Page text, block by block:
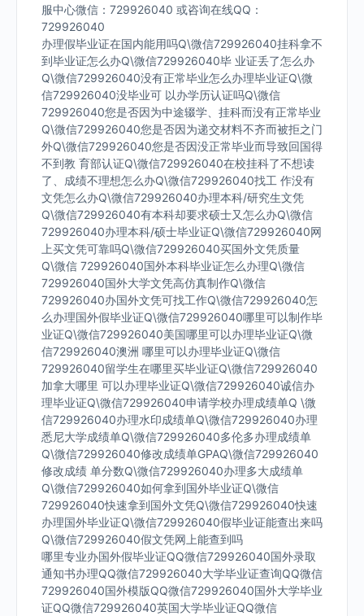
服中心微信：729926040 或咨询在线QQ：
729926040
办理假毕业证在国内能用吗Q\微信729926040挂科拿不
到毕业证怎么办Q\微信729926040毕 业证丢了怎么办
Q\微信729926040没有正常毕业怎么办理毕业证Q\微
信729926040没毕业可 以办学历认证吗Q\微信
729926040您是否因为中途辍学、挂科而没有正常毕业
Q\微信729926040您是否因为递交材料不齐而被拒之门
外Q\微信729926040您是否因没正常毕业而导致回国得
不到教 育部认证Q\微信729926040在校挂科了不想读
了、成绩不理想怎么办Q\微信729926040找工 作没有
文凭怎么办Q\微信729926040办理本科/研究生文凭
Q\微信729926040有本科却要求硕士又怎么办Q\微信
729926040办理本科/硕士毕业证Q\微信729926040网
上买文凭可靠吗Q\微信729926040买国外文凭质量
Q\微信 729926040国外本科毕业证怎么办理Q\微信
729926040国外大学文凭高仿真制作Q\微信
729926040办国外文凭可找工作Q\微信729926040怎
么办理国外假毕业证Q\微信729926040哪里可以制作毕
业证Q\微信729926040美国哪里可以办理毕业证Q\微
信729926040澳洲 哪里可以办理毕业证Q\微信
729926040留学生在哪里买毕业证Q\微信729926040
加拿大哪里 可以办理毕业证Q\微信729926040诚信办
理毕业证Q\微信729926040申请学校办理成绩单Q \微
信729926040办理水印成绩单Q\微信729926040办理
悉尼大学成绩单Q\微信729926040多伦多办理成绩单
Q\微信729926040修改成绩单GPAQ\微信729926040
修改成绩 单分数Q\微信729926040办理多大成绩单
Q\微信729926040如何拿到国外毕业证Q\微信
729926040快速拿到国外文凭Q\微信729926040快速
办理国外毕业证Q\微信729926040假毕业证能查出来吗
Q\微信729926040假文凭网上能查到吗
哪里专业办国外假毕业证QQ微信729926040国外录取
通知书办理QQ微信729926040大学毕业证查询QQ微信
729926040国外模版QQ微信729926040国外大学毕业
证QQ微信729926040英国大学毕业证QQ微信